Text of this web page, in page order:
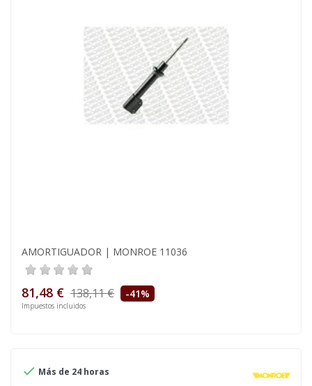
AMORTIGUADOR | MONROE 11036
81,48 € 138,11 € -41%
Impuestos incluidos
 Más de 24 horas